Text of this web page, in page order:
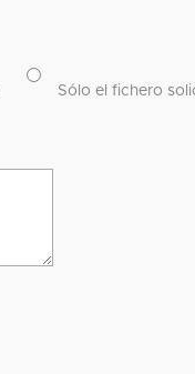
Sólo el fichero